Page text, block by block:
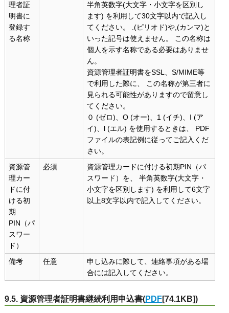
理者証
明書に
登録す
る名称
半角英数字(大文字・小文字を区別し
ます) を利用して30文字以内で記入し
てください。 .(ピリオド)や,(カンマ)と
いった記号は使えません。 この名称は
個人を示す名称である必要はありませ
ん。
資源管理者証明書をSSL、S/MIME等
で利用した際に、 この名称が第三者に
見られる可能性がありますので留意し
てください。
０ (ゼロ)、O (オー)、1 (イチ)、I (ア
イ)、l (エル) を使用するときは、 PDF
ファイルの表記例に従ってご記入くだ
さい。
資源管
理カー
ドに付
ける初
期
PIN（パ
スワー
ド）
必須
資源管理カードに付ける初期PIN（パ
スワード）を、 半角英数字(大文字・
小文字を区別します) を利用して6文字
以上8文字以内で記入してください。
備考 任意
申し込みに際して、連絡事項がある場
合には記入してください。
9.5. 資源管理者証明書継続利用申込書(PDF[74.1KB])